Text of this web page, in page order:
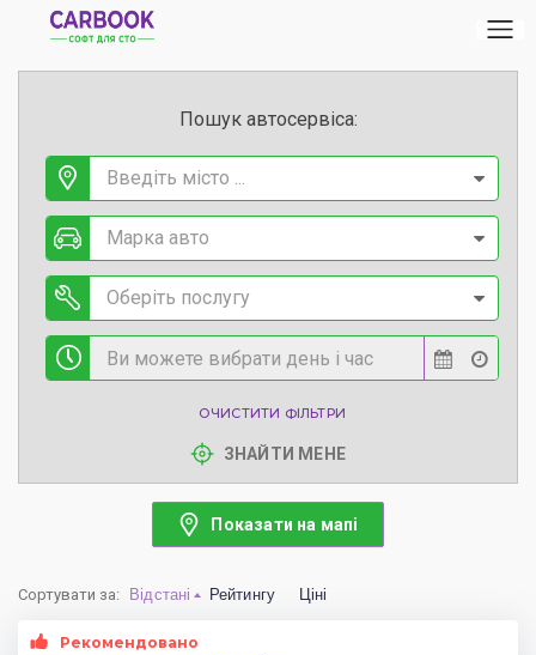
Пошук автосервіса:
Введіть місто ...
Марка авто
Оберіть послугу
ОЧИСТИТИ ФІЛЬТРИ
ЗНАЙТИ МЕНЕ
Показати на мапі
Сортувати за: Відстані Рейтингу Ціні
Рекомендовано